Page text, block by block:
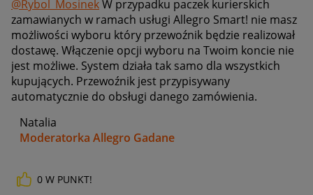
@Rybol_MosinekW przypadku paczek kurierskich
zamawianych w ramach usługi Allegro Smart! nie masz
możliwości wyboru który przewoźnik będzie realizował
dostawę. Włączenie opcji wyboru na Twoim koncie nie
jest możliwe. System działa tak samo dla wszystkich
kupujących. Przewoźnik jest przypisywany
automatycznie do obsługi danego zamówienia.
Natalia
Moderatorka Allegro Gadane
0 W PUNKT!